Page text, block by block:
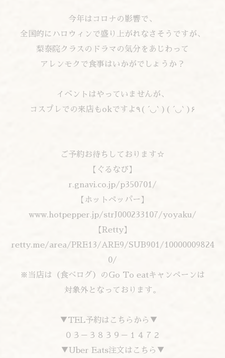
今年はコロナの影響で、
全国的にハロウィンで盛り上がれなさそうですが、
梨泰院クラスのドラマの気分をあじわって
アレンモクで食事はいかがでしょうか？
イベントはやっていませんが、
コスプレでの来店もokですよ٩( ´◡` )( ´◡` )۶
ご予約お待ちしております☆
【ぐるなび】
r.gnavi.co.jp/p350701/
【ホットペッパー】
www.hotpepper.jp/strJ000233107/yoyaku/
【Retty】
retty.me/area/PRE13/ARE9/SUB901/10000009824
0/
※当店は（食べログ）のGo To eatキャンペーンは
対象外となっております。
▼TEL予約はこちらから▼
０３－３８３９－１４７２
▼Uber Eats注文はこちら▼